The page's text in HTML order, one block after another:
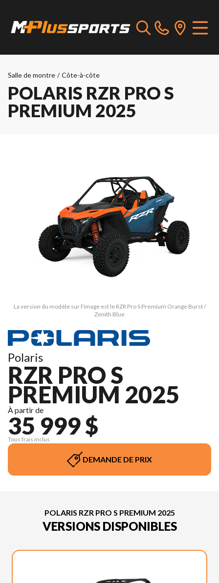
Salle de montre / Côte-à-côte
POLARIS RZR PRO S
PREMIUM 2025
La version du modèle sur l'image est le RZR Pro S Premium Orange Burst /
Zenith Blue
Polaris
RZR PRO S
PREMIUM 2025
À partir de
35 999 $
Tous frais inclus
DEMANDE DE PRIX
POLARIS RZR PRO S PREMIUM 2025
VERSIONS DISPONIBLES